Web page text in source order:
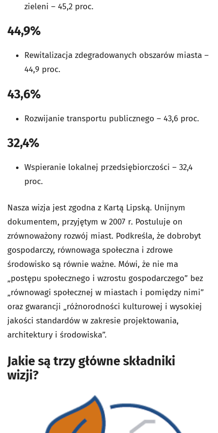
zieleni – 45,2 proc.
44,9%
Rewitalizacja zdegradowanych obszarów miasta –
44,9 proc.
43,6%
Rozwijanie transportu publicznego – 43,6 proc.
32,4%
Wspieranie lokalnej przedsiębiorczości – 32,4
proc.
Nasza wizja jest zgodna z Kartą Lipską. Unijnym
dokumentem, przyjętym w 2007 r. Postuluje on
zrównoważony rozwój miast. Podkreśla, że dobrobyt
gospodarczy, równowaga społeczna i zdrowe
środowisko są równie ważne. Mówi, że nie ma
„postępu społecznego i wzrostu gospodarczego” bez
„równowagi społecznej w miastach i pomiędzy nimi”
oraz gwarancji „różnorodności kulturowej i wysokiej
jakości standardów w zakresie projektowania,
architektury i środowiska”.
Jakie są trzy główne składniki
wizji?